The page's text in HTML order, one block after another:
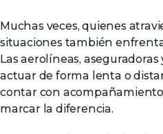
Muchas veces, quienes
situaciones también
Las aerolíneas,
actuar de forma lenta o
contar con
marcar la diferencia.